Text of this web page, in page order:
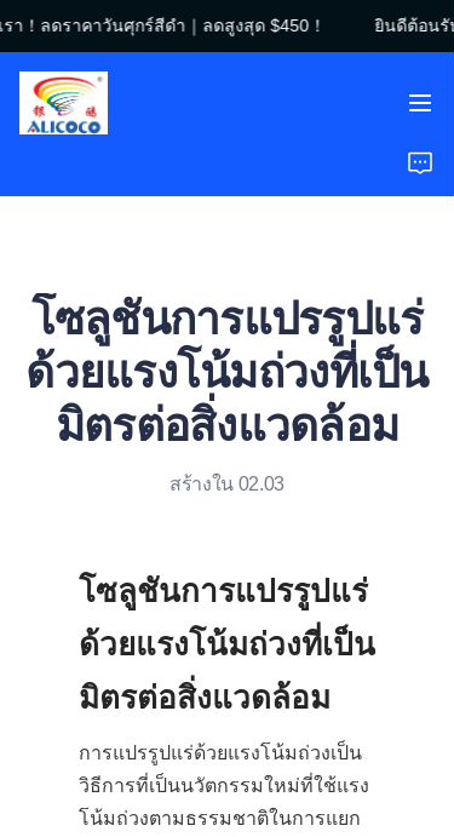
！ลดราคาวันศุกร์สีดำ｜ลดสูงสุด $450！
ยินดีต้อนรั
ยินดีต้อนรับสู่ร้านของ
ดำ｜ลดสูงสุด $450！
โซลูชันการแปรรูปแร่
ด้วยแรงโน้มถ่วงที่เป็น
มิตรต่อสิ่งแวดล้อม
สร้างใน 02.03
โซลูชันการแปรรูปแร่
ด้วยแรงโน้มถ่วงที่เป็น
การแปรรูปแร่ด้วยแรงโน้มถ่วงเป็น
วิธีการที่เป็นนวัตกรรมใหม่ที่ใช้แรง
โน้มถ่วงตามธรรมชาติในการแยก
หน้าแรก
สินค้า
กรณีศึกษา
เกี่ยวกับเรา
คำถามที่พบบ่อย